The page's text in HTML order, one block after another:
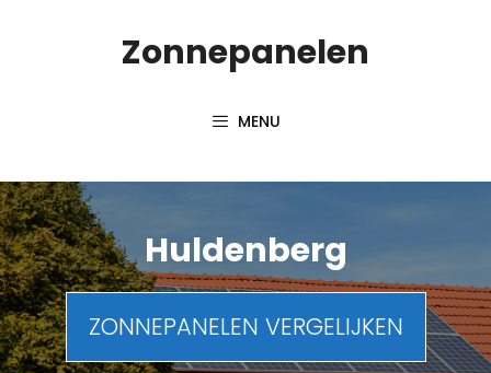
Zonnepanelen
MENU
Huldenberg
ZONNEPANELEN VERGELIJKEN